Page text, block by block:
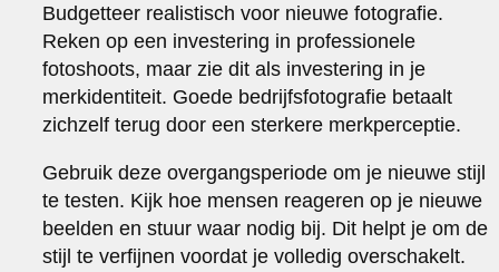
Budgetteer realistisch voor nieuwe fotografie.
Reken op een investering in professionele
fotoshoots, maar zie dit als investering in je
merkidentiteit. Goede bedrijfsfotografie betaalt
zichzelf terug door een sterkere merkperceptie.
Gebruik deze overgangsperiode om je nieuwe stijl
te testen. Kijk hoe mensen reageren op je nieuwe
beelden en stuur waar nodig bij. Dit helpt je om de
stijl te verfijnen voordat je volledig overschakelt.